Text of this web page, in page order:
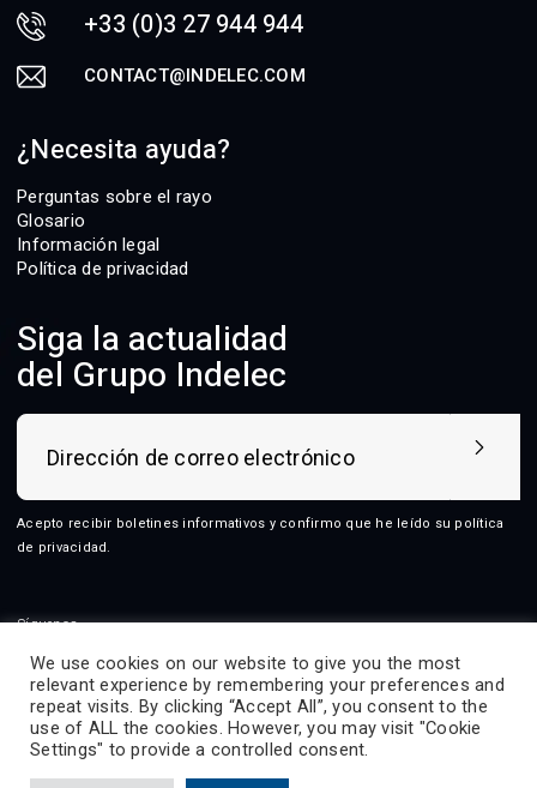
+33 (0)3 27 944 944
CONTACT@INDELEC.COM
¿Necesita ayuda?
Perguntas sobre el rayo
Glosario
Información legal
Política de privacidad
Siga la actualidad
del Grupo Indelec
Acepto recibir boletines informativos y confirmo que he leído su política
de privacidad .
Síguenos
2026 © Indelec
We use cookies on our website to give you the most
relevant experience by remembering your preferences and
repeat visits. By clicking “Accept All”, you consent to the
use of ALL the cookies. However, you may visit "Cookie
Settings" to provide a controlled consent.